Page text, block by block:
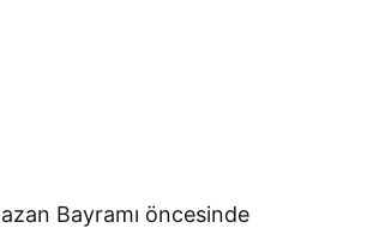
Bayramı öncesinde